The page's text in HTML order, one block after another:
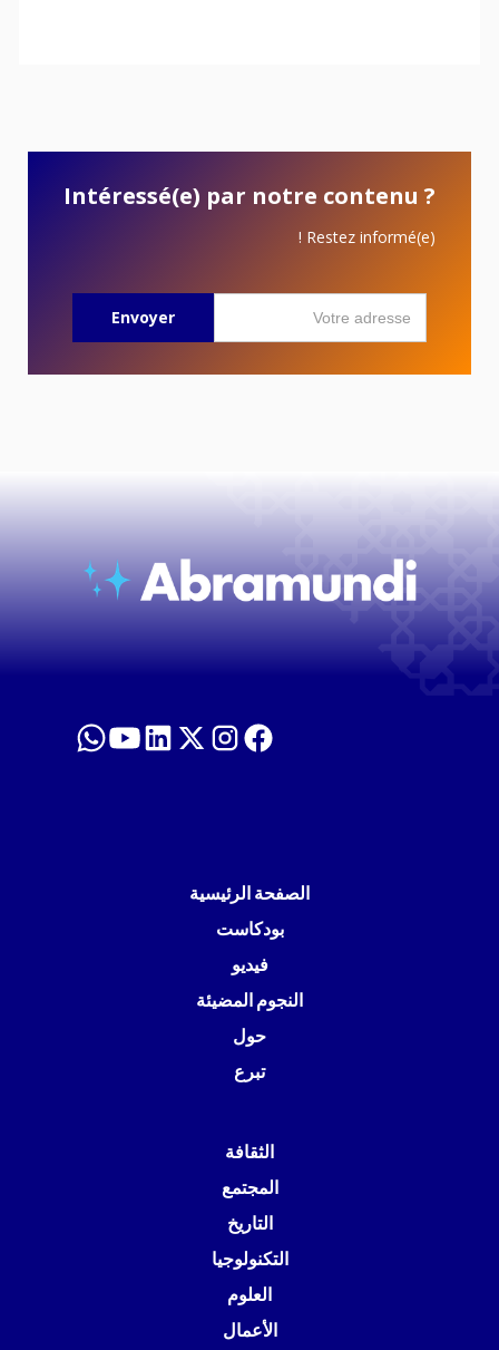
Intéressé(e) par notre contenu ?
Restez informé(e) !
الصفحة الرئيسية
بودكاست
فيديو
النجوم المضيئة
حول
تبرع
الثقافة
المجتمع
التاريخ
التكنولوجيا
العلوم
الأعمال